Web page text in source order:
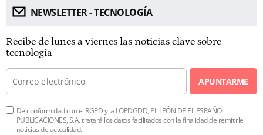
NEWSLETTER - TECNOLOGÍA
Recibe de lunes a viernes las noticias clave sobre
tecnología
APUNTARME
De conformidad con el RGPD y la LOPDGDD, EL LEÓN DE EL ESPAÑOL
PUBLICACIONES, S.A. tratará los datos facilitados con la finalidad de remitirle
noticias de actualidad.